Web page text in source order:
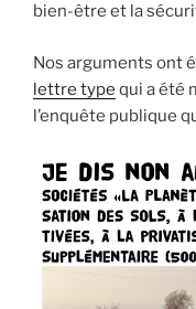
bien-être et la
Nos arguments ont
lettre type qui a été
l’enquête publique